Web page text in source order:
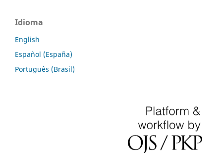
Idioma
English
Español (España)
Português (Brasil)